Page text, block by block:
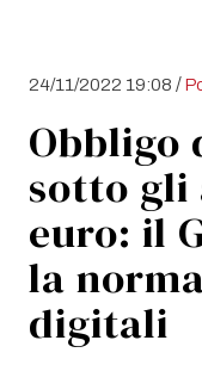
24/11/2022 19:08 /
Obbligo
sotto gli
euro: il
la
digitali